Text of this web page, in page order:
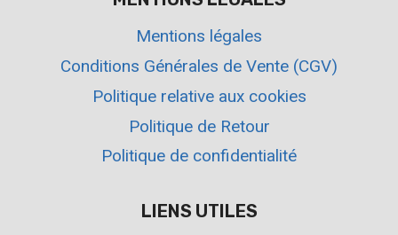
Mentions légales
Conditions Générales de Vente (CGV)
Politique relative aux cookies
Politique de Retour
Politique de confidentialité
LIENS UTILES